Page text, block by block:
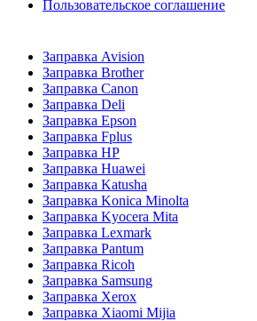
Пользовательское соглашение
Заправка Avision
Заправка Brother
Заправка Canon
Заправка Deli
Заправка Epson
Заправка Fplus
Заправка HP
Заправка Huawei
Заправка Katusha
Заправка Konica Minolta
Заправка Kyocera Mita
Заправка Lexmark
Заправка Pantum
Заправка Ricoh
Заправка Samsung
Заправка Xerox
Заправка Xiaomi Mijia